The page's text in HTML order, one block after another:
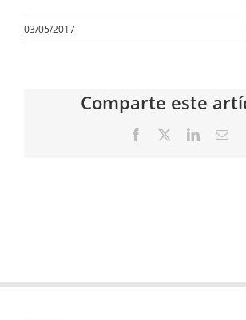
03/05/2017
Comparte este
Facebook LinkedIn